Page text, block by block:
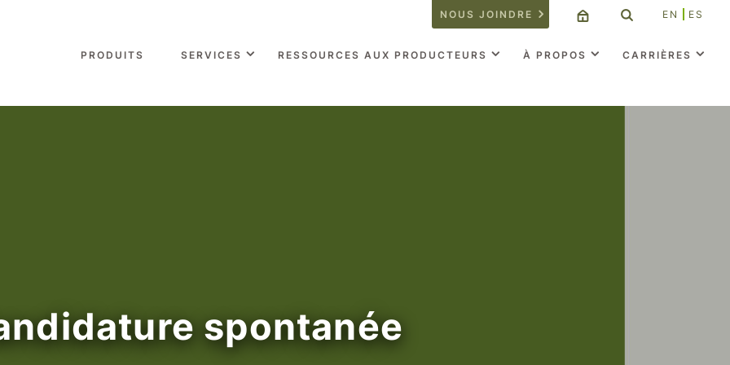
NOUS JOINDRE EN ES
PRODUITS SERVICES RESSOURCES AUX PRODUCTEURS À PROPOS CARRIÈRES
spontanée